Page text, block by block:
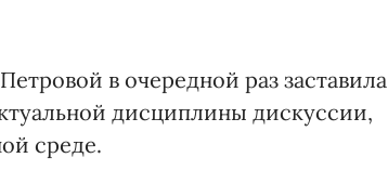
в очередной раз заставила
дисциплины дискуссии,
среде.